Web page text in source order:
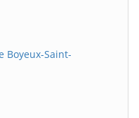
Boyeux-Saint-